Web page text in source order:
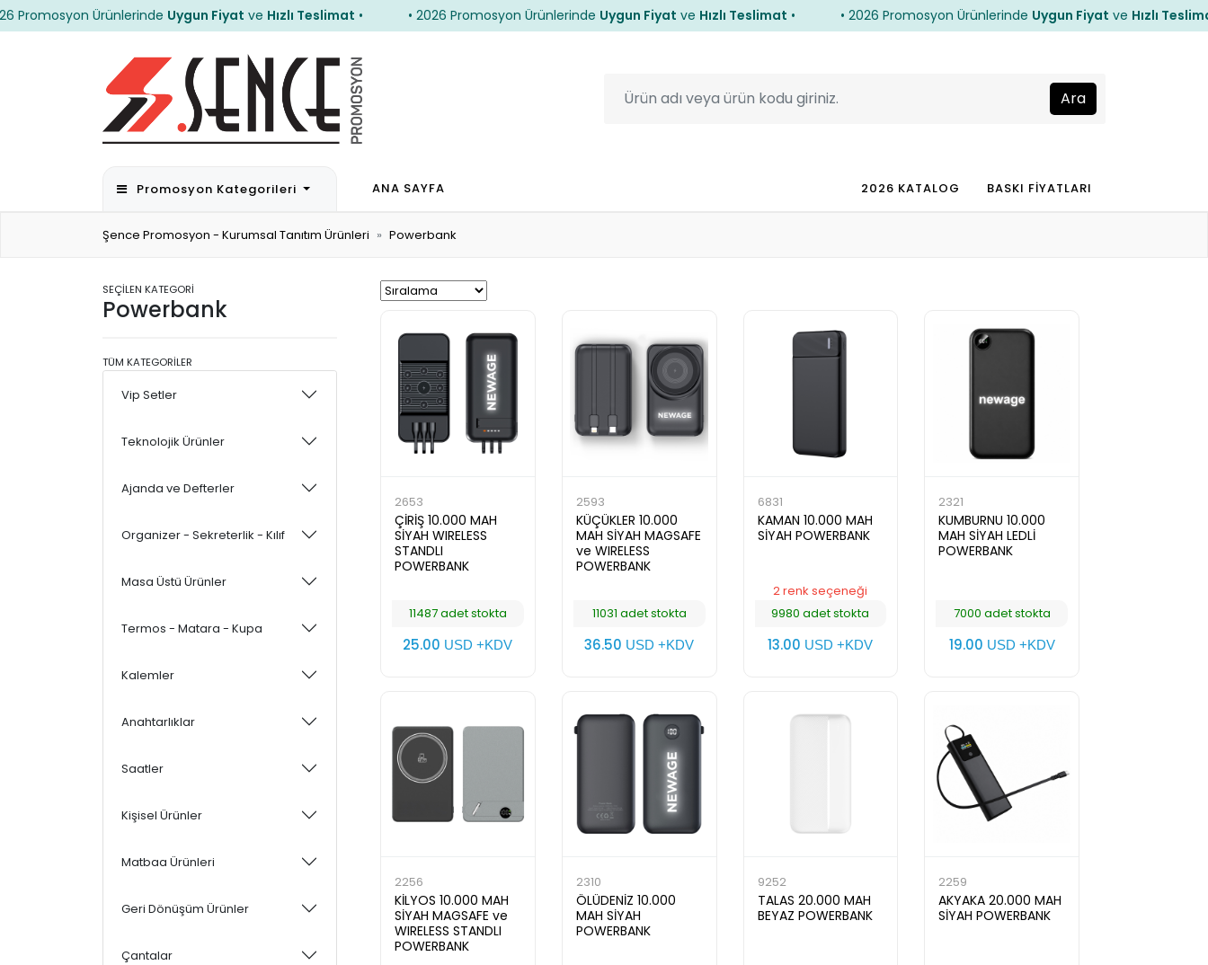
ÜrünlerindeUygun Fiyat veHızlı Teslimat• • 2026 Promosyon ÜrünlerindeUygun Fiyat veHızlı Teslimat• • 2026 Promosyon ÜrünlerindeUygun Fiyat veHızlı Teslimat•
Promosyon Kategorileri ANA SAYFA 2026 KATALOG BASKI FİYATLARI
Şence Promosyon - Kurumsal Tanıtım Ürünleri Powerbank
SEÇİLEN KATEGORİ
Powerbank
TÜM KATEGORİLER
Vip Setler
Teknolojik Ürünler
Ajanda ve Defterler
Organizer - Sekreterlik - Kılıf
Masa Üstü Ürünler
Termos - Matara - Kupa
Kalemler
Anahtarlıklar
Saatler
Kişisel Ürünler
Matbaa Ürünleri
Geri Dönüşüm Ürünler
Çantalar
2653
ÇİRİŞ 10.000 MAH
SİYAH WIRELESS
STANDLI
POWERBANK
11487 adet stokta
25.00 USD +KDV
2593
KÜÇÜKLER 10.000
MAH SİYAH MAGSAFE
ve WIRELESS
POWERBANK
11031 adet stokta
36.50 USD +KDV
6831
KAMAN 10.000 MAH
SİYAH POWERBANK
2 renk seçeneği
9980 adet stokta
13.00 USD +KDV
2321
KUMBURNU 10.000
MAH SİYAH LEDLİ
POWERBANK
7000 adet stokta
19.00 USD +KDV
2256
KİLYOS 10.000 MAH
SİYAH MAGSAFE ve
WIRELESS STANDLI
POWERBANK
2310
ÖLÜDENİZ 10.000
MAH SİYAH
POWERBANK
9252
TALAS 20.000 MAH
BEYAZ POWERBANK
2259
AKYAKA 20.000 MAH
SİYAH POWERBANK